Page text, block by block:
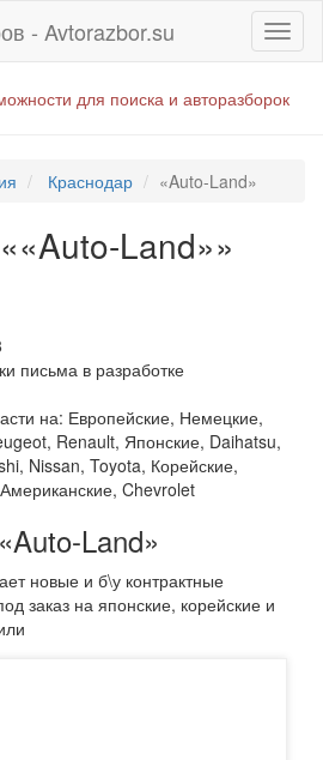
- Avtorazbor.su
для поиска и авторазборок
Краснодар «Auto-Land»
Land»»
письма в разработке
на: Европейские, Немецкие,
Renault, Японские, Daihatsu,
Nissan, Toyota, Корейские,
Chevrolet
Land»
новые и б\у контрактные
заказ на японские, корейские и